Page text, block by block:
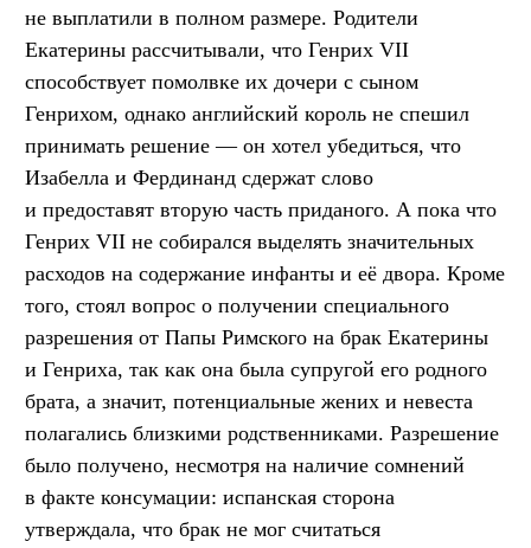
не выплатили в полном размере. Родители
Екатерины рассчитывали, что Генрих VII
способствует помолвке их дочери с сыном
Генрихом, однако английский король не спешил
принимать решение — он хотел убедиться, что
Изабелла и Фердинанд сдержат слово
и предоставят вторую часть приданого. А пока что
Генрих VII не собирался выделять значительных
расходов на содержание инфанты и её двора. Кроме
того, стоял вопрос о получении специального
разрешения от Папы Римского на брак Екатерины
и Генриха, так как она была супругой его родного
брата, а значит, потенциальные жених и невеста
полагались близкими родственниками. Разрешение
было получено, несмотря на наличие сомнений
в факте консумации: испанская сторона
утверждала, что брак не мог считаться